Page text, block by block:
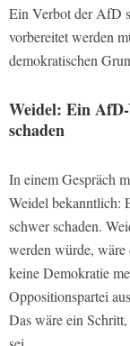
Ein Verbot der AfD
vorbereitet werden
demokratischen
Weidel: Ein
schaden
In einem Gespräch
Weidel bekanntlich:
schwer schaden.
werden würde,
keine Demokratie
Oppositionspartei
Das wäre ein